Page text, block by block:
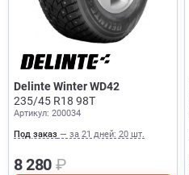
Delinte Winter WD42
235/45 R18 98T
Артикул: 200034
Под заказ — за 21 дней: 20 шт.
8 280 ₽